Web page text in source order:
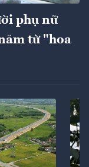
phụ nữ
từ "hoa